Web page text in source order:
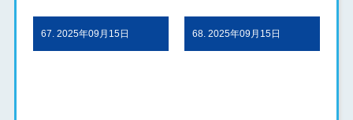
67. 2025年09月15日 68. 2025年09月15日